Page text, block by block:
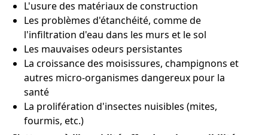
L'usure des matériaux de construction
Les problèmes d'étanchéité, comme de
l'infiltration d'eau dans les murs et le sol
Les mauvaises odeurs persistantes
La croissance des moisissures, champignons et
autres micro-organismes dangereux pour la
santé
La prolifération d'insectes nuisibles (mites,
fourmis, etc.)